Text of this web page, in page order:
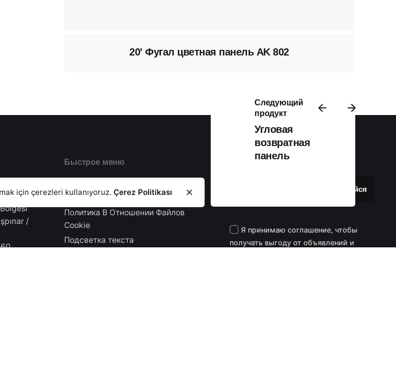
Панели из ПВХ
20' Фугал цветная панель AK 802
Следующий
продукт
Угловая
возвратная
панель
/
Быстрое меню
блог
Политика В Отношении Файлов
Cookie
Подсветка текста
Электронный бюллетень
Я принимаю соглашение, чтобы
получать выгоду от объявлений и
için çerezleri kullanıyoruz. Çerez Politikası